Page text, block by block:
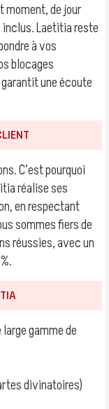
moment, de jour
Laetitia reste
à vos
blocages
une écoute
C’est pourquoi
réalise ses
en respectant
sommes fiers de
réussies, avec un
gamme de
divinatoires)